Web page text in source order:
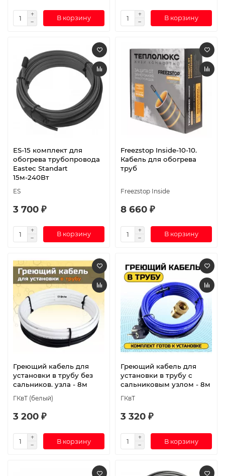
В корзину В корзину
ES-15 комплект для
обогрева трубопровода
Eastec Standart
15м-240Вт
ES
3 700 ₽
В корзину
Freezstop Inside-10-10.
Кабель для обогрева
труб
Freezstop Inside
8 660 ₽
В корзину
Греющий кабель для
установки в трубу без
сальников. узла - 8м
ГКвТ (белый)
3 200 ₽
В корзину
Греющий кабель для
установки в трубу с
сальниковым узлом - 8м
ГКвТ
3 320 ₽
В корзину